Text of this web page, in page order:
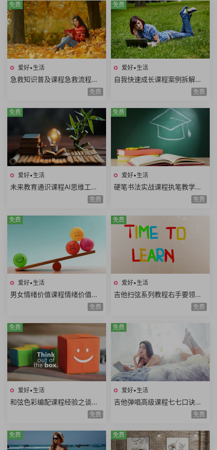
爱好•生活
急救知识普及课程急救流程心
肺复苏哮喘发作止血包扎急性
免费
免费
爱好•生活
自我快速成长课程案例拆解职
场学习生活场景高效成长方法
免费
免费
爱好•生活
未来教育通识课程AI思维工程
思维系统思维美学思维熵增思
维哲学思维概率思维51课时
免费
免费
爱好•生活
硬笔书法实战课程执笔教学基
本笔画偏旁部首间架结构例字
免费
免费
爱好•生活
男女情绪价值课程情绪价值需
求情绪价值类型情绪价值实例
免费
免费
爱好•生活
吉他扫弦系列教程右手要领变
速练习右手切音左手切音组合
免费
免费
爱好•生活
和弦色彩编配课程经验之谈伴
奏方法高级和弦编曲解析扒谱
免费
免费
爱好•生活
吉他弹唱高级课程七七口诀音
程推算简谱视唱和弦构成音阶
免费
免费
免费 免费